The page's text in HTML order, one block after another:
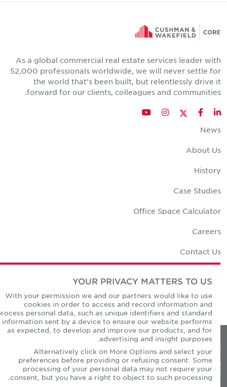
As a global commercial real estate services leader with
52,000 professionals worldwide, we will never settle for
the world that's been built, but relentlessly drive it
forward for our clients, colleagues and communities.
LinkedIn
Facebook
Twitter
Instagram
YouTube
News
About Us
History
Case Studies
Office Space Calculator
Careers
Contact Us
Office Locations
Corporate Social Responsibility
Privacy Policies
© Copyright Cushman & Wakefield Core 2026.
All Rights Reserved.
YOUR PRIVACY MATTERS TO US
With your permission we and our partners would like to use
cookies in order to access and record information and
process personal data, such as unique identifiers and standard
information sent by a device to ensure our website performs
as expected, to develop and improve our products, and for
advertising and insight purposes.
Alternatively click on More Options and select your
preferences before providing or refusing consent. Some
processing of your personal data may not require your
consent, but you have a right to object to such processing.